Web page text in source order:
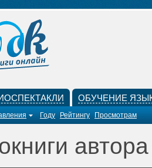
ОБУЧЕНИЕ
Году Рейтингу Просмотрам